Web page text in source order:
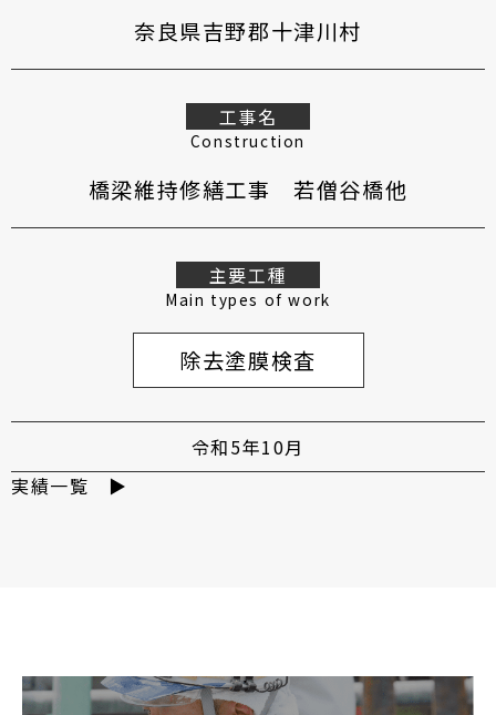
奈良県吉野郡十津川村
工事名
Construction
橋梁維持修繕工事 若僧谷橋他
主要工種
Main types of work
除去塗膜検査
令和5年10月
実績一覧 ▶︎